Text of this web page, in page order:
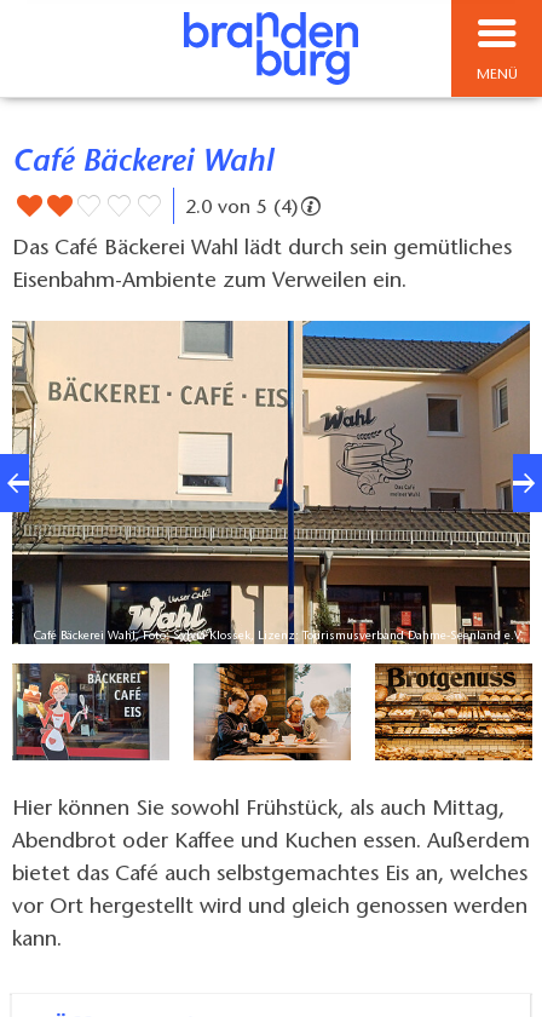
MENÜ
Café Bäckerei Wahl
2.0 von 5 (4)
Das Café Bäckerei Wahl lädt durch sein gemütliches
Eisenbahm-Ambiente zum Verweilen ein.
Café Bäckerei Wahl, Foto: Sylvia Klossek, Lizenz: Tourismusverband Dahme-Seenland e.V.
Hier können Sie sowohl Frühstück, als auch Mittag,
Abendbrot oder Kaffee und Kuchen essen. Außerdem
bietet das Café auch selbstgemachtes Eis an, welches
vor Ort hergestellt wird und gleich genossen werden
kann.